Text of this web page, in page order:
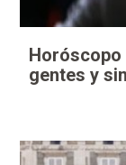
Horóscopo
gentes y